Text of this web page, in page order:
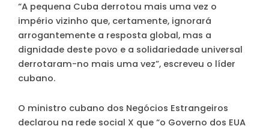
“A pequena Cuba derrotou mais uma vez o
império vizinho que, certamente, ignorará
arrogantemente a resposta global, mas a
dignidade deste povo e a solidariedade universal
derrotaram-no mais uma vez”, escreveu o líder
cubano.
O ministro cubano dos Negócios Estrangeiros
declarou na rede social X que “o Governo dos EUA